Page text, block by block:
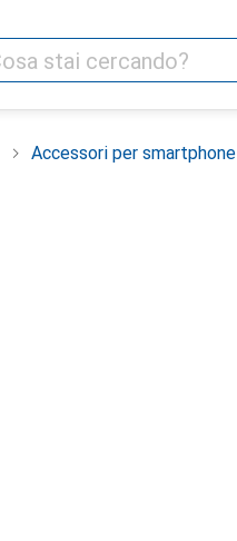
Accessori per smartphone